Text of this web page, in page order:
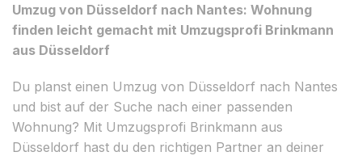
Umzug von Düsseldorf nach Nantes: Wohnung
finden leicht gemacht mit Umzugsprofi Brinkmann
aus Düsseldorf
Du planst einen Umzug von Düsseldorf nach Nantes
und bist auf der Suche nach einer passenden
Wohnung? Mit Umzugsprofi Brinkmann aus
Düsseldorf hast du den richtigen Partner an deiner